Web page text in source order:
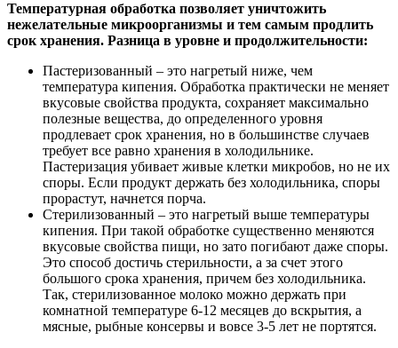
Температурная обработка позволяет уничтожить
нежелательные микроорганизмы и тем самым продлить
срок хранения. Разница в уровне и продолжительности:
Пастеризованный – это нагретый ниже, чем
температура кипения. Обработка практически не меняет
вкусовые свойства продукта, сохраняет максимально
полезные вещества, до определенного уровня
продлевает срок хранения, но в большинстве случаев
требует все равно хранения в холодильнике.
Пастеризация убивает живые клетки микробов, но не их
споры. Если продукт держать без холодильника, споры
прорастут, начнется порча.
Стерилизованный – это нагретый выше температуры
кипения. При такой обработке существенно меняются
вкусовые свойства пищи, но зато погибают даже споры.
Это способ достичь стерильности, а за счет этого
большого срока хранения, причем без холодильника.
Так, стерилизованное молоко можно держать при
комнатной температуре 6-12 месяцев до вскрытия, а
мясные, рыбные консервы и вовсе 3-5 лет не портятся.